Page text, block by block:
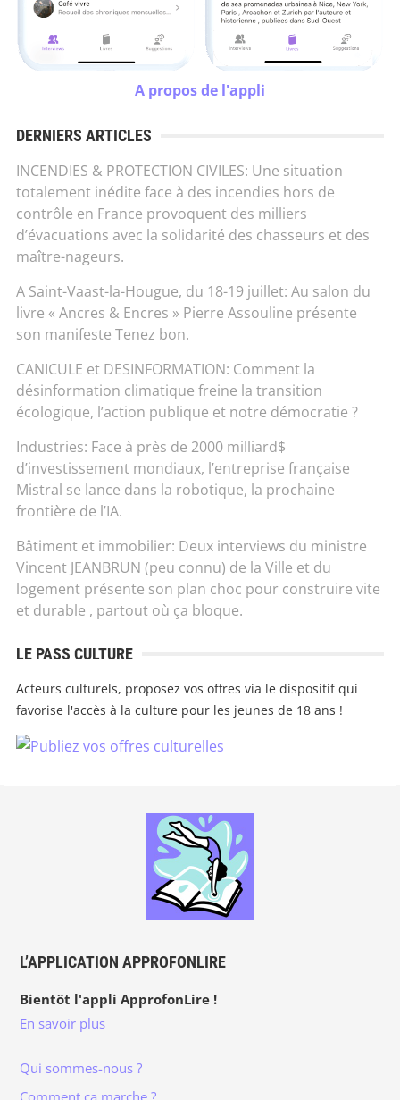
A propos de l'appli
DERNIERS ARTICLES
INCENDIES & PROTECTION CIVILES: Une situation
totalement inédite face à des incendies hors de
contrôle en France provoquent des milliers
d’évacuations avec la solidarité des chasseurs et des
maître-nageurs.
A Saint-Vaast-la-Hougue, du 18-19 juillet: Au salon du
livre « Ancres & Encres » Pierre Assouline présente
son manifeste Tenez bon.
CANICULE et DESINFORMATION: Comment la
désinformation climatique freine la transition
écologique, l’action publique et notre démocratie ?
Industries: Face à près de 2000 milliard$
d’investissement mondiaux, l’entreprise française
Mistral se lance dans la robotique, la prochaine
frontière de l’IA.
Bâtiment et immobilier: Deux interviews du ministre
Vincent JEANBRUN (peu connu) de la Ville et du
logement présente son plan choc pour construire vite
et durable , partout où ça bloque.
LE PASS CULTURE
Acteurs culturels, proposez vos offres via le dispositif qui
favorise l'accès à la culture pour les jeunes de 18 ans !
L’APPLICATION APPROFONLIRE
Bientôt l'appli ApprofonLire !
En savoir plus
Qui sommes-nous ?